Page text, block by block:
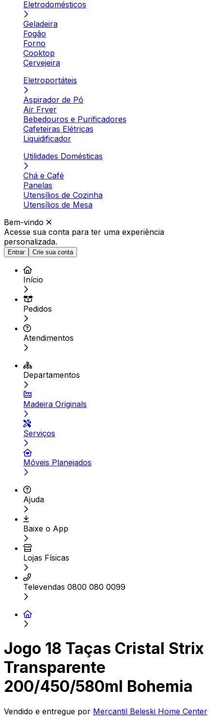
Eletrodomésticos
Geladeira
Fogão
Forno
Cooktop
Cervejeira
Eletroportáteis
Aspirador de Pó
Air Fryer
Bebedouros e Purificadores
Cafeteiras Elétricas
Liquidificador
Utilidades Domésticas
Chá e Café
Panelas
Utensílios de Cozinha
Utensílios de Mesa
Bem-vindo
Acesse sua conta para ter uma experiência
personalizada.
Entrar Crie sua conta
Início
Pedidos
Atendimentos
Departamentos
Madeira Originals
Serviços
Móveis Planejados
Ajuda
Baixe o App
Lojas Físicas
Televendas 0800 080 0099
Jogo 18 Taças Cristal Strix
Transparente
200/450/580ml Bohemia
Vendido e entregue por Mercantil Beleski Home Center